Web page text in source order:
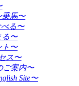
乗馬〜
べる〜
る〜
ト〜
ス〜
ご案内〜
Site〜